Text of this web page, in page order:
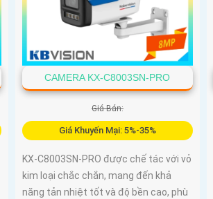
CAMERA KX-C8003SN-PRO
Giá Bán:
Giá Khuyến Mại: 5%-35%
KX-C8003SN-PRO được chế tác với vỏ
kim loại chắc chắn, mang đến khả
năng tản nhiệt tốt và độ bền cao, phù